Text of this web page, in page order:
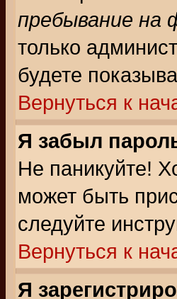
пребывание на
только
будете
Вернуться к
Я забыл
Не паникуйте!
может быть
следуйте
Вернуться к
Я